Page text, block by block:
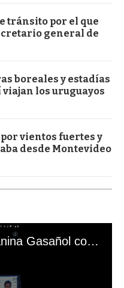
tránsito por el que
general de
boreales y estadías
viajan los uruguayos
vientos fuertes y
desde Montevideo
El mal momento de Yanina Gasañol con un hincha argentino en "Subrayado"